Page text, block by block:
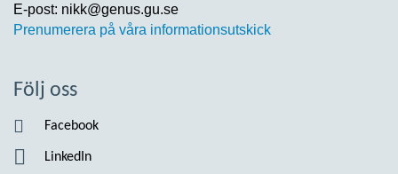
E-post: nikk@genus.gu.se
Prenumerera på våra informationsutskick
Följ oss
Facebook
LinkedIn